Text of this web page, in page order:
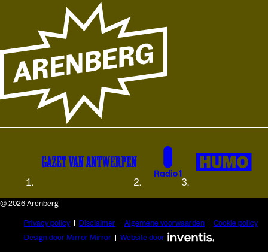
© 2026 Arenberg
Privacy policy Disclaimer Algemene voorwaarden
Cookie policy
Design door Mirror Mirror
Website door